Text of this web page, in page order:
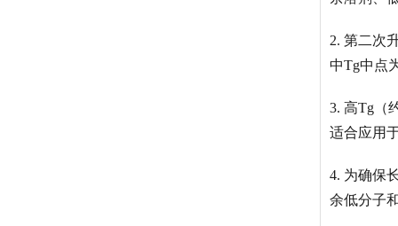
2. 第二次
中Tg中点
3. 高Tg（
适合应用
4. 为确保
余低分子